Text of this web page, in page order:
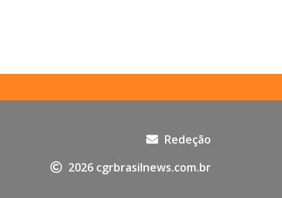
Redeção
2026 cgrbrasilnews.com.br